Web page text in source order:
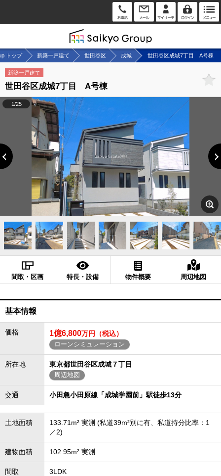
トップ 新築一戸建て 世田谷区 成城 世田谷区成城7丁目 A号棟
新築一戸建て
世田谷区成城7丁目 A号棟
1/25
間取・区画 特長・設備 物件概要 周辺地図
基本情報
価格 1億6,800万円（税込）
ローンシミュレーション
所在地 東京都世田谷区成城７丁目
周辺地図
交通 小田急小田原線「成城学園前」駅徒歩13分
土地面積
133.71m² 実測 (私道39m²別に有、私道持分比率：1
／2)
建物面積 102.95m² 実測
間取 3LDK